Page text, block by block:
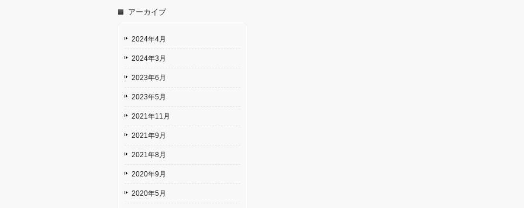
アーカイブ
2024年4月
2024年3月
2023年6月
2023年5月
2021年11月
2021年9月
2021年8月
2020年9月
2020年5月